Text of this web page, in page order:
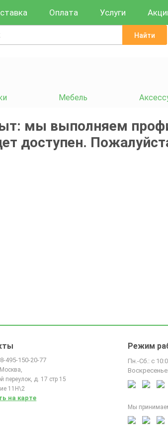
Оплата Услуги
Найти
Мебель
мы выполняем
доступен.
8-495-150-20-77
переулок, д. 17 стр 15
11Н\2
на карте
Режим
Пн.-Сб.: с
Мы